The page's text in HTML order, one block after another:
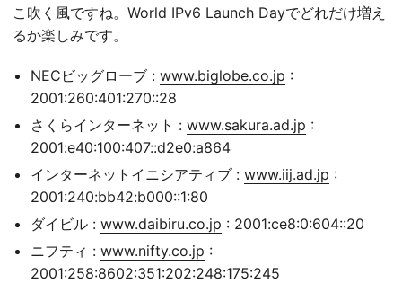
こ吹く風ですね。World IPv6 Launch Dayでどれだけ増え
るか楽しみです。
NECビッグローブ : www.biglobe.co.jp :
2001:260:401:270::28
さくらインターネット : www.sakura.ad.jp :
2001:e40:100:407::d2e0:a864
インターネットイニシアティブ : www.iij.ad.jp :
2001:240:bb42:b000::1:80
ダイビル : www.daibiru.co.jp : 2001:ce8:0:604::20
ニフティ : www.nifty.co.jp :
2001:258:8602:351:202:248:175:245